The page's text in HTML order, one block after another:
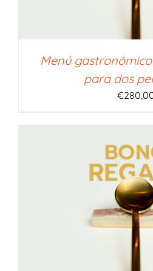
Menú gastronómico
para dos
€